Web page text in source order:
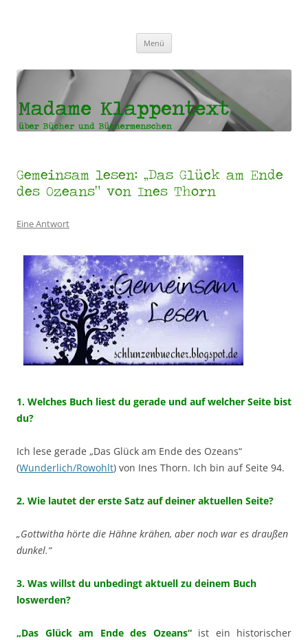
Menü
Gemeinsam lesen: „Das Glück am Ende
des Ozeans“ von Ines Thorn
Eine Antwort
1. Welches Buch liest du gerade und auf welcher Seite bist
du?
Ich lese gerade „Das Glück am Ende des Ozeans“
(Wunderlich/Rowohlt) von Ines Thorn. Ich bin auf Seite 94.
2. Wie lautet der erste Satz auf deiner aktuellen Seite?
„Gottwitha hörte die Hähne krähen, aber noch war es draußen
dunkel.“
3. Was willst du unbedingt aktuell zu deinem Buch
loswerden?
„Das Glück am Ende des Ozeans“ist ein historischer